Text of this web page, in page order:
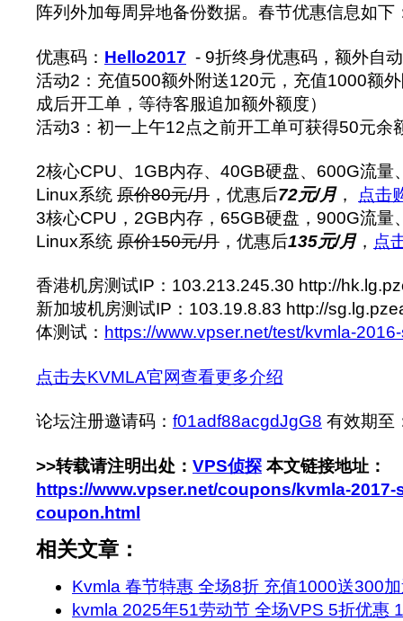
阵列外加每周异地备份数据。春节优惠信息如下
优惠码： Hello2017 - 9折终身优惠码，额外自
活动2：充值500额外附送120元，充值1000额
成后开工单，等待客服追加额外额度）
活动3：初一上午12点之前开工单可获得50元余
2核心CPU、1GB内存、40GB硬盘、600G流量
Linux系统 原价80元/月 ，优惠后72元/月 ， 点击
3核心CPU，2GB内存，65GB硬盘，900G流量
Linux系统 原价150元/月 ，优惠后135元/月 ， 点
香港机房测试IP：103.213.245.30 http://
新加坡机房测试IP：103.19.8.83 http://
体测试： https://www.vpser.net/test/kvmla-
点击去KVMLA官网查看更多介绍
论坛注册邀请码： f01adf88acgdJgG8 有效期至
>>转载请注明出处： VPS侦探 本文链接地址：
https://www.vpser.net/coupons/kvmla-
coupon.html
相关文章：
Kvmla 春节特惠 全场8折 充值1000送300
kvmla 2025年51劳动节 全场VPS 5折优惠